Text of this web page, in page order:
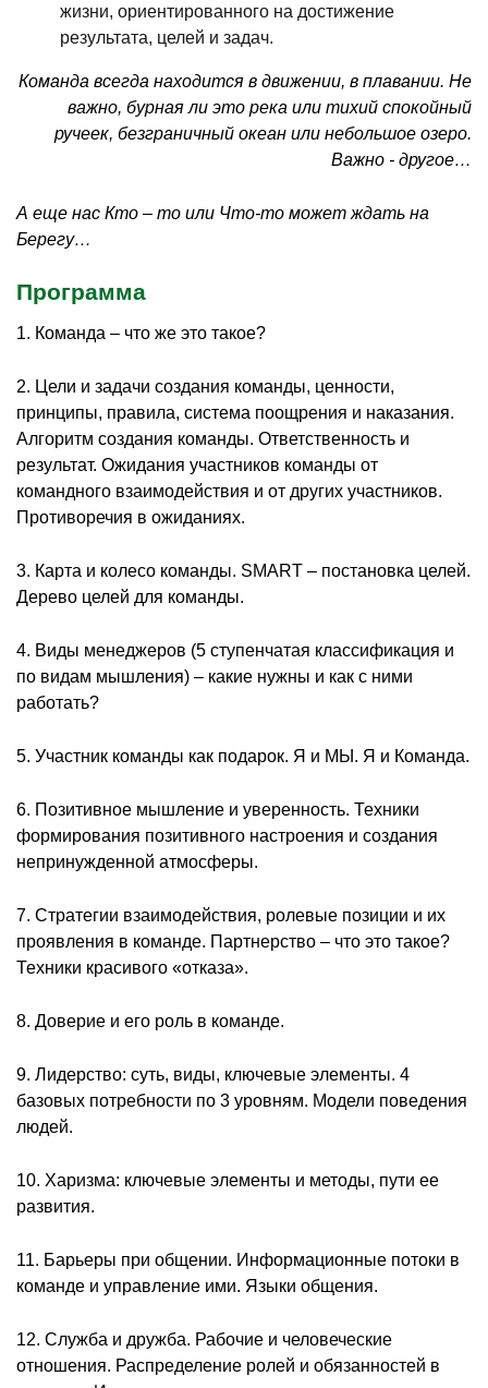
жизни, ориентированного на достижение
результата, целей и задач.
Команда всегда находится в движении, в плавании. Не
важно, бурная ли это река или тихий спокойный
ручеек, безграничный океан или небольшое озеро.
Важно - другое…
А еще нас Кто – то или Что-то может ждать на
Берегу…
Программа
1. Команда – что же это такое?
2. Цели и задачи создания команды, ценности,
принципы, правила, система поощрения и наказания.
Алгоритм создания команды. Ответственность и
результат. Ожидания участников команды от
командного взаимодействия и от других участников.
Противоречия в ожиданиях.
3. Карта и колесо команды. SMART – постановка целей.
Дерево целей для команды.
4. Виды менеджеров (5 ступенчатая классификация и
по видам мышления) – какие нужны и как с ними
работать?
5. Участник команды как подарок. Я и МЫ. Я и Команда.
6. Позитивное мышление и уверенность. Техники
формирования позитивного настроения и создания
непринужденной атмосферы.
7. Стратегии взаимодействия, ролевые позиции и их
проявления в команде. Партнерство – что это такое?
Техники красивого «отказа».
8. Доверие и его роль в команде.
9. Лидерство: суть, виды, ключевые элементы. 4
базовых потребности по 3 уровням. Модели поведения
людей.
10. Харизма: ключевые элементы и методы, пути ее
развития.
11. Барьеры при общении. Информационные потоки в
команде и управление ими. Языки общения.
12. Служба и дружба. Рабочие и человеческие
отношения. Распределение ролей и обязанностей в